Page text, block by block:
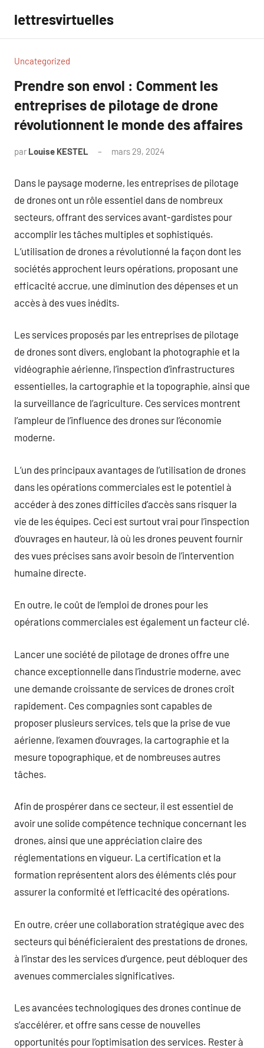
contenu
lettresvirtuelles
Uncategorized
Prendre son envol : Comment les
entreprises de pilotage de drone
révolutionnent le monde des affaires
par Louise KESTEL mars 29, 2024
Dans le paysage moderne, les entreprises de pilotage
de drones ont un rôle essentiel dans de nombreux
secteurs, offrant des services avant-gardistes pour
accomplir les tâches multiples et sophistiqués.
L’utilisation de drones a révolutionné la façon dont les
sociétés approchent leurs opérations, proposant une
efficacité accrue, une diminution des dépenses et un
accès à des vues inédits.
Les services proposés par les entreprises de pilotage
de drones sont divers, englobant la photographie et la
vidéographie aérienne, l’inspection d’infrastructures
essentielles, la cartographie et la topographie, ainsi que
la surveillance de l’agriculture. Ces services montrent
l’ampleur de l’influence des drones sur l’économie
moderne.
L’un des principaux avantages de l’utilisation de drones
dans les opérations commerciales est le potentiel à
accéder à des zones difficiles d’accès sans risquer la
vie de les équipes. Ceci est surtout vrai pour l’inspection
d’ouvrages en hauteur, là où les drones peuvent fournir
des vues précises sans avoir besoin de l’intervention
humaine directe.
En outre, le coût de l’emploi de drones pour les
opérations commerciales est également un facteur clé.
Lancer une société de pilotage de drones offre une
chance exceptionnelle dans l’industrie moderne, avec
une demande croissante de services de drones croît
rapidement. Ces compagnies sont capables de
proposer plusieurs services, tels que la prise de vue
aérienne, l’examen d’ouvrages, la cartographie et la
mesure topographique, et de nombreuses autres
tâches.
Afin de prospérer dans ce secteur, il est essentiel de
avoir une solide compétence technique concernant les
drones, ainsi que une appréciation claire des
réglementations en vigueur. La certification et la
formation représentent alors des éléments clés pour
assurer la conformité et l’efficacité des opérations.
En outre, créer une collaboration stratégique avec des
secteurs qui bénéficieraient des prestations de drones,
à l’instar des les services d’urgence, peut débloquer des
avenues commerciales significatives.
Les avancées technologiques des drones continue de
s’accélérer, et offre sans cesse de nouvelles
opportunités pour l’optimisation des services. Rester à